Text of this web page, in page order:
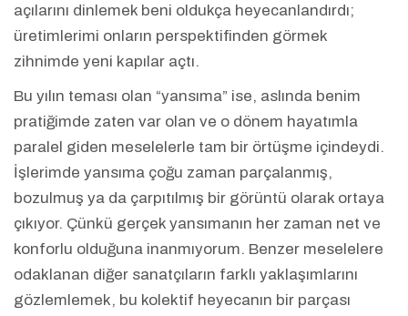
açılarını dinlemek beni oldukça heyecanlandırdı;
üretimlerimi onların perspektifinden görmek
zihnimde yeni kapılar açtı.
Bu yılın teması olan “yansıma” ise, aslında benim
pratiğimde zaten var olan ve o dönem hayatımla
paralel giden meselelerle tam bir örtüşme içindeydi.
İşlerimde yansıma çoğu zaman parçalanmış,
bozulmuş ya da çarpıtılmış bir görüntü olarak ortaya
çıkıyor. Çünkü gerçek yansımanın her zaman net ve
konforlu olduğuna inanmıyorum. Benzer meselelere
odaklanan diğer sanatçıların farklı yaklaşımlarını
gözlemlemek, bu kolektif heyecanın bir parçası